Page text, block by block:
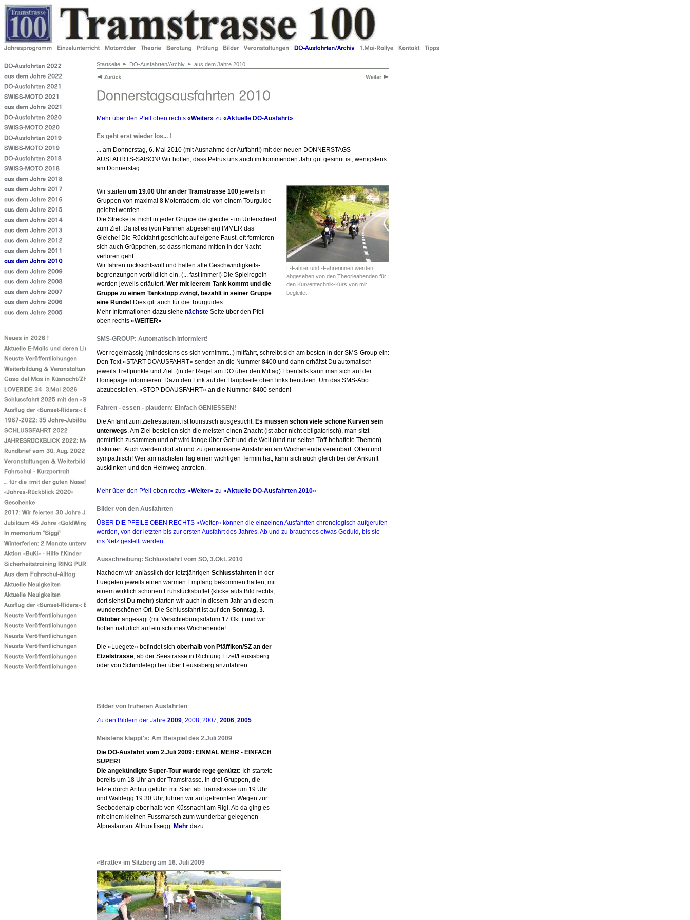
Startseite DO-Ausfahrten/Archiv aus dem Jahre 2010
Mehr über den Pfeil oben rechts «Weiter» zu «Aktuelle DO-Ausfahrt»
Es geht erst wieder los... !
... am Donnerstag, 6. Mai 2010 (mit Ausnahme der Auffahrt!) mit der neuen DONNERSTAGS-
AUSFAHRTS-SAISON! Wir hoffen, dass Petrus uns auch im kommenden Jahr gut gesinnt ist, wenigstens
am Donnerstag...
Wir starten um 19.00 Uhr an der Tramstrasse 100 jeweils in
Gruppen von maximal 8 Motorrädern, die von einem Tourguide
geleitet werden.
Die Strecke ist nicht in jeder Gruppe die gleiche - im Unterschied
zum Ziel: Da ist es (von Pannen abgesehen) IMMER das
Gleiche! Die Rückfahrt geschieht auf eigene Faust, oft formieren
sich auch Grüppchen, so dass niemand mitten in der Nacht
verloren geht.
Wir fahren rücksichtsvoll und halten alle Geschwindigkeits-
begrenzungen vorbildlich ein. (... fast immer!) Die Spielregeln
werden jeweils erläutert. Wer mit leerem Tank kommt und die
Gruppe zu einem Tankstopp zwingt, bezahlt in seiner Gruppe
eine Runde! Dies gilt auch für die Tourguides.
Mehr Informationen dazu siehe nächste Seite über den Pfeil
oben rechts «WEITER»
L-Fahrer und -Fahrerinnen werden,
abgesehen von den Theorieabenden für
den Kurventechnik-Kurs von mir
begleitet.
SMS-GROUP: Automatisch informiert!
Wer regelmässig (mindestens es sich vornimmt...) mitfährt, schreibt sich am besten in der SMS-Group ein:
Den Text «START DOAUSFAHRT» senden an die Nummer 8400 und dann erhältst Du automatisch
jeweils Treffpunkte und Ziel. (in der Regel am DO über den Mittag) Ebenfalls kann man sich auf der
Homepage informieren. Dazu den Link auf der Hauptseite oben links benützen. Um das SMS-Abo
abzubestellen, «STOP DOAUSFAHRT» an die Nummer 8400 senden!
Fahren - essen - plaudern: Einfach GENIESSEN!
Die Anfahrt zum Zielrestaurant ist touristisch ausgesucht: Es müssen schon viele schöne Kurven sein
unterwegs . Am Ziel bestellen sich die meisten einen Znacht (ist aber nicht obligatorisch), man sitzt
gemütlich zusammen und oft wird lange über Gott und die Welt (und nur selten Töff-behaftete Themen)
diskutiert. Auch werden dort ab und zu gemeinsame Ausfahrten am Wochenende vereinbart. Offen und
sympathisch! Wer am nächsten Tag einen wichtigen Termin hat, kann sich auch gleich bei der Ankunft
ausklinken und den Heimweg antreten.
Mehr über den Pfeil oben rechts «Weiter» zu «Aktuelle DO-Ausfahrten 2010»
Bilder von den Ausfahrten
ÜBER DIE PFEILE OBEN RECHTS «Weiter» können die einzelnen Ausfahrten chronologisch aufgerufen
werden, von der letzten bis zur ersten Ausfahrt des Jahres. Ab und zu braucht es etwas Geduld, bis sie
ins Netz gestellt werden...
Ausschreibung: Schlussfahrt vom SO, 3.Okt. 2010
Nachdem wir anlässlich der letztjährigen Schlussfahrten in der
Luegeten jeweils einen warmen Empfang bekommen hatten, mit
einem wirklich schönen Frühstücksbuffet (klicke aufs Bild rechts,
dort siehst Du mehr) starten wir auch in diesem Jahr an diesem
wunderschönen Ort. Die Schlussfahrt ist auf den Sonntag, 3.
Oktober angesagt (mit Verschiebungsdatum 17.Okt.) und wir
hoffen natürlich auf ein schönes Wochenende!
Die «Luegete» befindet sich oberhalb von Pfäffikon/SZ an der
Etzelstrasse , ab der Seestrasse in Richtung Etzel/Feusisberg
oder von Schindelegi her über Feusisberg anzufahren.
Bilder von früheren Ausfahrten
Zu den Bildern der Jahre 2009 , 2008, 2007, 2006 2005
Meistens klappt's: Am Beispiel des 2.Juli 2009
Die DO-Ausfahrt vom 2.Juli 2009: EINMAL MEHR - EINFACH
SUPER!
Die angekündigte Super-Tour wurde rege genützt: Ich startete
bereits um 18 Uhr an der Tramstrasse. In drei Gruppen, die
letzte durch Arthur geführt mit Start ab Tramstrasse um 19 Uhr
und Waldegg 19.30 Uhr, fuhren wir auf getrennten Wegen zur
Seebodenalp ober halb von Küssnacht am Rigi. Ab da ging es
mit einem kleinen Fussmarsch zum wunderbar gelegenen
Alprestaurant Altruodisegg. Mehr dazu
«Brätle» im Sitzberg am 16. Juli 2009